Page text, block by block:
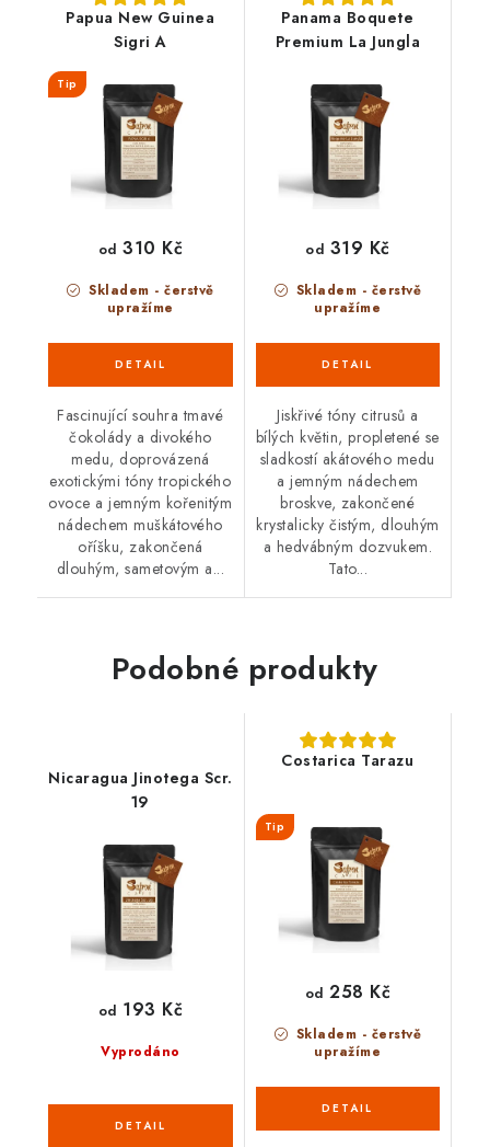
Papua New Guinea
Sigri A
Tip
Skladem - čerstvě
upražíme
od 310 Kč
Fascinující souhra tmavé
čokolády a divokého
medu, doprovázená
exotickými tóny tropického
ovoce a jemným kořenitým
nádechem muškátového
oříšku, zakončená
dlouhým, sametovým a...
Panama Boquete
Premium La Jungla
Skladem - čerstvě
upražíme
od 319 Kč
Jiskřivé tóny citrusů a
bílých květin, propletené se
sladkostí akátového medu
a jemným nádechem
broskve, zakončené
krystalicky čistým, dlouhým
a hedvábným dozvukem.
Tato...
Podobné produkty
Nicaragua Jinotega Scr.
19
Vyprodáno
od 193 Kč
Costarica Tarazu
Tip
Skladem - čerstvě
upražíme
od 258 Kč